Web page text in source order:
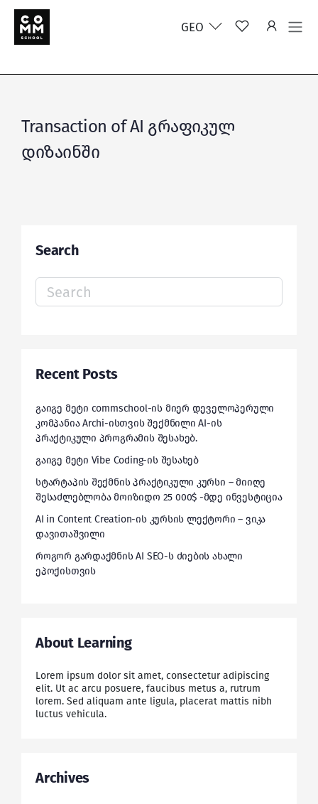
GEO
Transaction of AI გრაფიკულ
დიზაინში
Search
Search
for:
Recent Posts
გაიგე მეტი commschool-ის მიერ დეველოპერული
კომპანია Archi-ისთვის შექმნილი AI-ის
პრაქტიკული პროგრამის შესახებ.
გაიგე მეტი Vibe Coding-ის შესახებ
სტარტაპის შექმნის პრაქტიკული კურსი – მიიღე
შესაძლებლობა მოიზიდო 25 000$ -მდე ინვესტიცია
AI in Content Creation-ის კურსის ლექტორი – ვიკა
დავითაშვილი
როგორ გარდაქმნის AI SEO-ს ძიების ახალი
ეპოქისთვის
About Learning
Lorem ipsum dolor sit amet, consectetur adipiscing
elit. Ut ac arcu posuere, faucibus metus a, rutrum
lorem. Sed aliquam ante ligula, placerat mattis nibh
luctus vehicula.
Archives